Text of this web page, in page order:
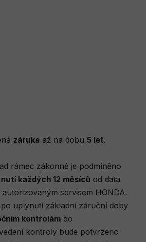
záruka až na dobu 5 let.
zákonné je podmíněno
každých 12 měsíců od data
servisem HONDA.
uplynutí základní záruční doby
kontrolám do
kontroly bude potvrzeno